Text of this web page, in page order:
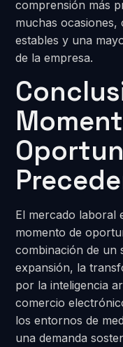
comprensión más
muchas ocasiones,
estables y una
de la empresa.
El mercado laboral
momento de
combinación de un
expansión, la
por la inteligencia
comercio
los entornos de
una demanda